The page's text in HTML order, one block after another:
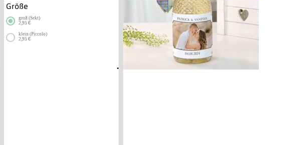
Größe
groß (Sekt)
2,95 €
klein (Piccolo)
2,95 €